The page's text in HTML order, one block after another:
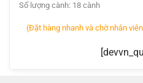
Số lượng cành: 18 cành
(Đặt hàng nhanh và chờ nhân